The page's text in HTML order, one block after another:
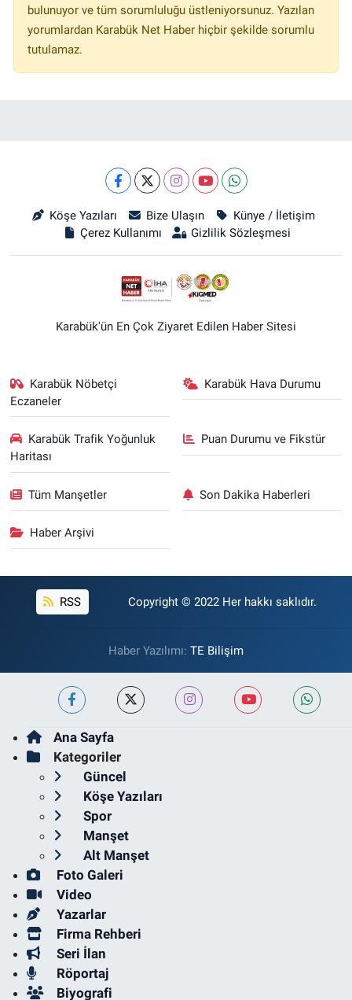
bulunuyor ve tüm sorumluluğu üstleniyorsunuz. Yazılan
yorumlardan Karabük Net Haber hiçbir şekilde sorumlu
tutulamaz.
Köşe Yazıları Bize Ulaşın
Künye / İletişim
Çerez Kullanımı
Gizlilik Sözleşmesi
Karabük'ün En Çok Ziyaret Edilen Haber Sitesi
Karabük Nöbetçi
Eczaneler
Karabük Hava Durumu
Karabük Trafik Yoğunluk
Haritası
Puan Durumu ve Fikstür
Tüm Manşetler Son Dakika Haberleri
Haber Arşivi
RSS Copyright © 2022 Her hakkı saklıdır.
Haber Yazılımı: TE Bilişim
Ana Sayfa
Kategoriler
Güncel
Köşe Yazıları
Spor
Manşet
Alt Manşet
Foto Galeri
Video
Yazarlar
Firma Rehberi
Seri İlan
Röportaj
Biyografi